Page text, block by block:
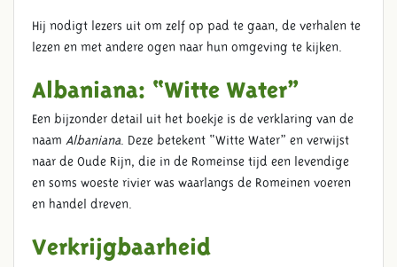
Hij nodigt lezers uit om zelf op pad te gaan, de verhalen te
lezen en met andere ogen naar hun omgeving te kijken.
Albaniana: “Witte Water”
Een bijzonder detail uit het boekje is de verklaring van de
naam Albaniana . Deze betekent “Witte Water” en verwijst
naar de Oude Rijn, die in de Romeinse tijd een levendige
en soms woeste rivier was waarlangs de Romeinen voeren
en handel dreven.
Verkrijgbaarheid